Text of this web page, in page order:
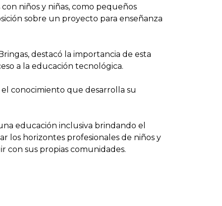
niños y niñas, como pequeños
sobre un proyecto para enseñanza
destacó la importancia de esta
a la educación tecnológica.
conocimiento que desarrolla su
educación inclusiva brindando el
los horizontes profesionales de niños y
sus propias comunidades.